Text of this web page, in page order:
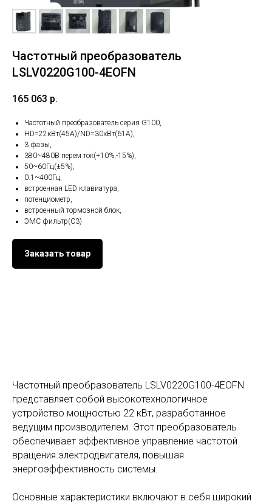
Частотный преобразователь
LSLV0220G100-4EOFN
165 063 р.
Частотный преобразователь серия G100,
HD=22кВт(45А)/ND=30кВт(61A),
3 фазы,
380~480В перем ток(+10%,-15%),
50~60Гц(±5%),
0.1~400Гц,
встроенная LED клавиатура,
потенциометр,
встроенный тормозной блок,
ЭМС фильтр(С3)
Заказать товар
Частотный преобразователь LSLV0220G100-4EOFN
представляет собой высокотехнологичное
устройство мощностью 22 кВт, разработанное
ведущим производителем. Этот преобразователь
обеспечивает эффективное управление частотой
вращения электродвигателя, повышая
энергоэффективность системы.
Основные характеристики включают в себя широкий